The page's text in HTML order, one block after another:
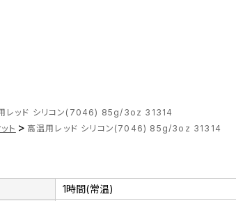
レッド シリコン(7046) 85g/3oz 31314
ト > 高温用レッド シリコン(7046) 85g/3oz 31314
1時間(常温)